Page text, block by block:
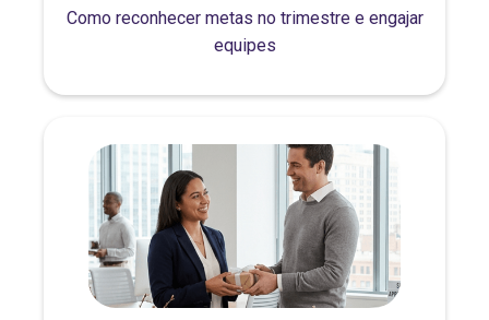
Como reconhecer metas no trimestre e engajar
equipes